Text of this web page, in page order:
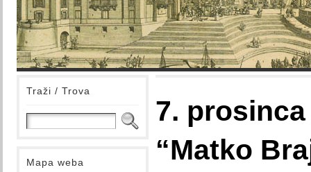
Traži / Trova
Mapa weba
7. prosinca
“Matko